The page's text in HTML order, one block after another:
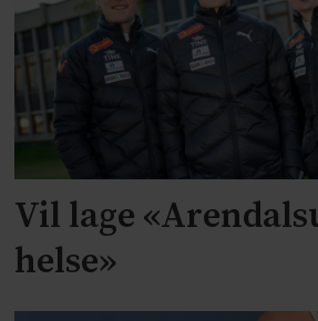
Vil lage
helse»